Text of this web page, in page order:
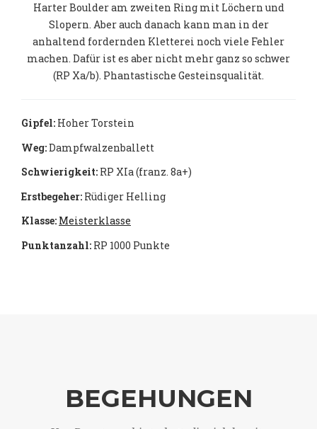
Harter Boulder am zweiten Ring mit Löchern und
Slopern. Aber auch danach kann man in der
anhaltend fordernden Kletterei noch viele Fehler
machen. Dafür ist es aber nicht mehr ganz so schwer
(RP Xa/b). Phantastische Gesteinsqualität.
Gipfel: Hoher Torstein
Weg:Dampfwalzenballett
Schwierigkeit: RP XIa (franz. 8a+)
Erstbegeher: Rüdiger Helling
Klasse: Meisterklasse
Punktanzahl: RP 1000 Punkte
BEGEHUNGEN